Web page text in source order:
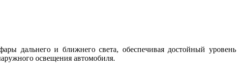
дальнего и ближнего света, обеспечивая достойный уровень
освещения автомобиля.